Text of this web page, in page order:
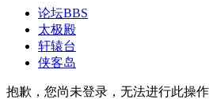
论坛BBS
太极殿
轩辕台
侠客岛
抱歉，您尚未登录，无法进行此操作